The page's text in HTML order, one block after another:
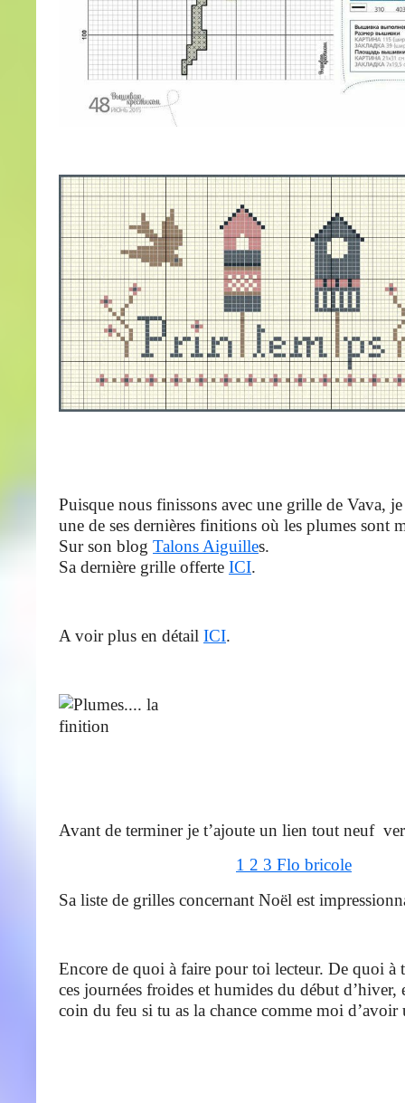
Puisque nous finissons avec une grille de Vava,
une de ses dernières finitions où les plumes sont
Sur son blog Talons Aiguilles.
Sa dernière grille offerte ICI.
A voir plus en détail ICI.
Avant de terminer je t’ajoute un lien tout neuf
1 2 3 Flo bricole
Sa liste de grilles concernant Noël est
Encore de quoi à faire pour toi lecteur. De quoi à
ces journées froides et humides du début d’hiver,
coin du feu si tu as la chance comme moi d’avoir